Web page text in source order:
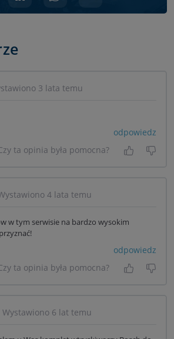
3 lata temu
odpowiedz
ta opinia była pomocna?
Tak, była
Nie
4 lata temu
w tym serwisie na bardzo wysokim
odpowiedz
ta opinia była pomocna?
Tak, była
Nie
Wystawiono 6 lat temu